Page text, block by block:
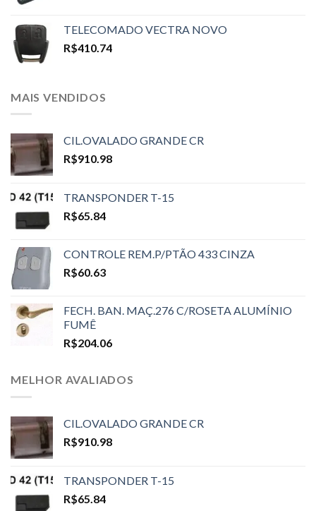
TELECOMADO VECTRA NOVO
R$410.74
MAIS VENDIDOS
CIL.OVALADO GRANDE CR
R$910.98
TRANSPONDER T-15
R$65.84
CONTROLE REM.P/PTÃO 433 CINZA
R$60.63
FECH. BAN. MAÇ.276 C/ROSETA ALUMÍNIO
FUMÊ
R$204.06
MELHOR AVALIADOS
CIL.OVALADO GRANDE CR
R$910.98
TRANSPONDER T-15
R$65.84